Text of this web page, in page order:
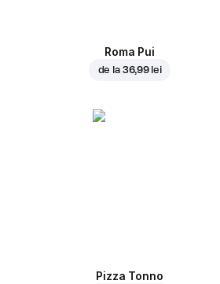
Roma Pui
de la 36,99 lei
Pizza Tonno